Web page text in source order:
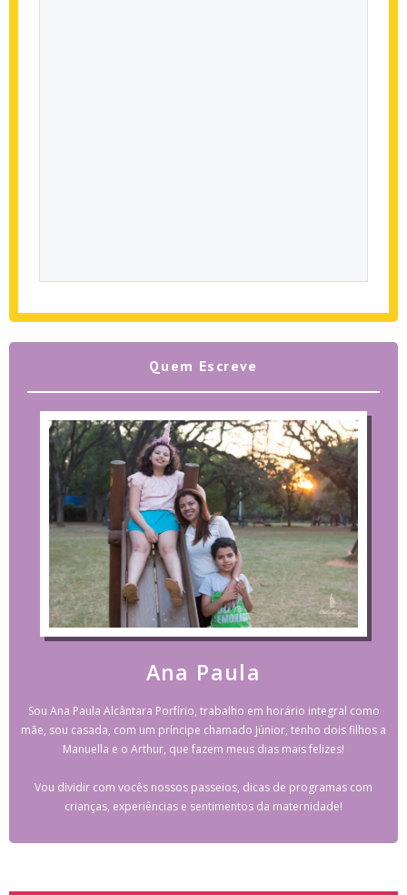
Quem Escreve
Ana Paula
Sou Ana Paula Alcântara Porfírio, trabalho em horário integral como
mãe, sou casada, com um príncipe chamado Júnior, tenho dois filhos a
Manuella e o Arthur, que fazem meus dias mais felizes!
Vou dividir com vocês nossos passeios, dicas de programas com
crianças, experiências e sentimentos da maternidade!